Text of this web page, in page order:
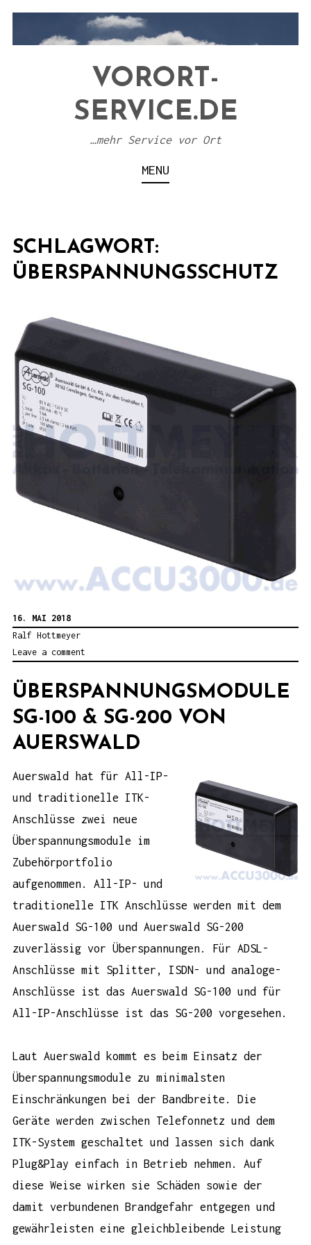
VORORT-
SERVICE.DE
…mehr Service vor Ort
MENU
SCHLAGWORT:
ÜBERSPANNUNGSSCHUTZ
16. MAI 2018
Ralf Hottmeyer
Leave a comment
ÜBERSPANNUNGSMODULE
SG-100 & SG-200 VON
AUERSWALD
Auerswald hat für All-IP-
und traditionelle ITK-
Anschlüsse zwei neue
Überspannungsmodule im
Zubehörportfolio
aufgenommen. All-IP- und
traditionelle ITK Anschlüsse werden mit dem
Auerswald SG-100 und Auerswald SG-200
zuverlässig vor Überspannungen. Für ADSL-
Anschlüsse mit Splitter, ISDN- und analoge-
Anschlüsse ist das Auerswald SG-100 und für
All-IP-Anschlüsse ist das SG-200 vorgesehen.
Laut Auerswald kommt es beim Einsatz der
Überspannungsmodule zu minimalsten
Einschränkungen bei der Bandbreite. Die
Geräte werden zwischen Telefonnetz und dem
ITK-System geschaltet und lassen sich dank
Plug&Play einfach in Betrieb nehmen. Auf
diese Weise wirken sie Schäden sowie der
damit verbundenen Brandgefahr entgegen und
gewährleisten eine gleichbleibende Leistung